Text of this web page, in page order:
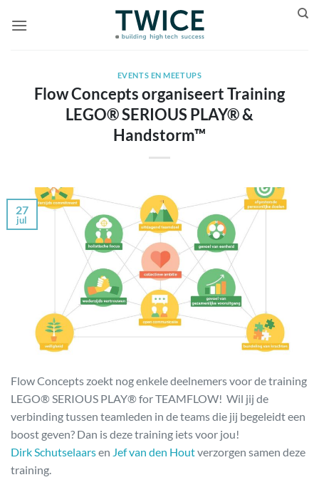
naar
EVENTS EN MEETUPS
Flow Concepts organiseert Training
LEGO® SERIOUS PLAY®​ &
Handstorm™
27
jul
Flow Concepts zoekt nog enkele deelnemers voor de training
LEGO® SERIOUS PLAY® for TEAMFLOW! Wil jij de
verbinding tussen teamleden in de teams die jij begeleidt een
boost geven? Dan is deze training iets voor jou!
Dirk Schutselaarsen Jef van den Houtverzorgen samen deze
training.